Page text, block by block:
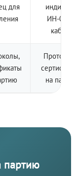
для
ИН-001 +
кабель
на
партию